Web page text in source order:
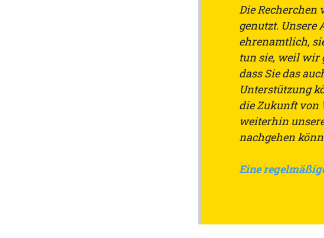
Die Recherchen
genutzt. Unsere
ehrenamtlich,
tun sie, weil wir
dass Sie das
Unterstützung
die Zukunft von
weiterhin
nachgehen
Eine